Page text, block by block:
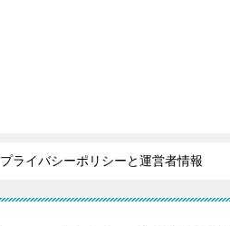
プライバシーポリシーと運営者情報